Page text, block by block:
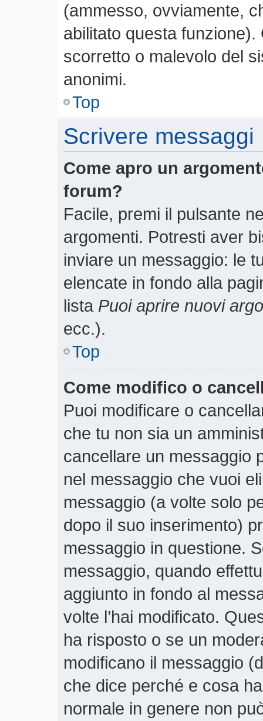
(ammesso, ovviamente,
abilitato questa
scorretto o malevolo del
anonimi.
Top
Scrivere messaggi
Come apro un
forum?
Facile, premi il pulsante
argomenti. Potresti aver
inviare un messaggio: le
elencate in fondo alla
lista Puoi aprire nuovi
ecc.).
Top
Come modifico o
Puoi modificare o
che tu non sia un
cancellare un messaggio
nel messaggio che vuoi
messaggio (a volte solo
dopo il suo inserimento)
messaggio in questione.
messaggio, quando
aggiunto in fondo al
volte l’hai modificato.
ha risposto o se un
modificano il messaggio
che dice perché e cosa
normale in genere non